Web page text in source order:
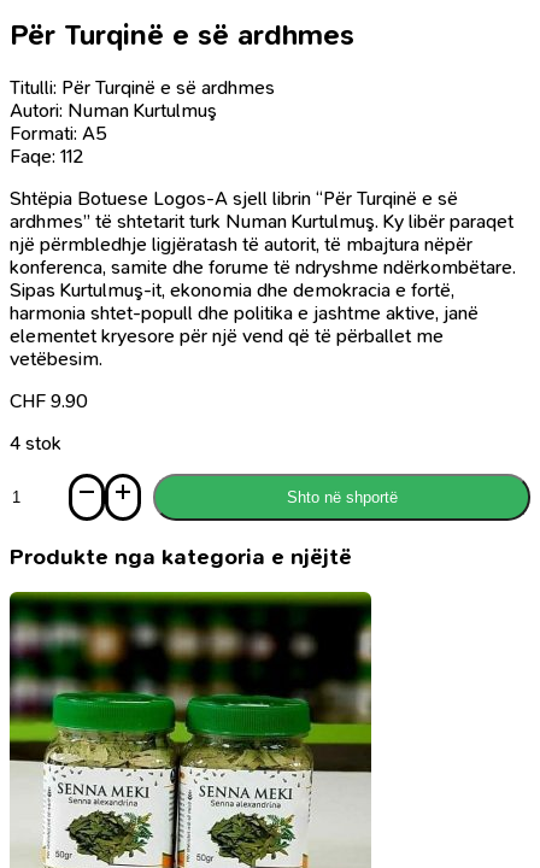
Për Turqinë e së ardhmes
Titulli: Për Turqinë e së ardhmes
Autori: Numan Kurtulmuş
Formati: A5
Faqe: 112
Shtëpia Botuese Logos-A sjell librin “Për Turqinë e së
ardhmes” të shtetarit turk Numan Kurtulmuş. Ky libër paraqet
një përmbledhje ligjëratash të autorit, të mbajtura nëpër
konferenca, samite dhe forume të ndryshme ndërkombëtare.
Sipas Kurtulmuş-it, ekonomia dhe demokracia e fortë,
harmonia shtet-popull dhe politika e jashtme aktive, janë
elementet kryesore për një vend që të përballet me
vetëbesim.
CHF 9.90
4 stok
Për
e
ardhmes
Shto në shportë
Produkte nga kategoria e njëjtë